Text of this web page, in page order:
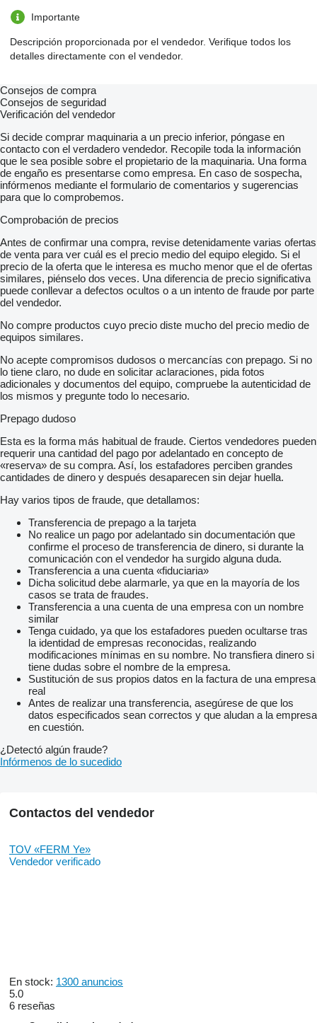
Importante
Descripción proporcionada por el vendedor. Verifique todos los
detalles directamente con el vendedor.
Consejos de compra
Consejos de seguridad
Verificación del vendedor
Si decide comprar maquinaria a un precio inferior, póngase en
contacto con el verdadero vendedor. Recopile toda la información
que le sea posible sobre el propietario de la maquinaria. Una forma
de engaño es presentarse como empresa. En caso de sospecha,
infórmenos mediante el formulario de comentarios y sugerencias
para que lo comprobemos.
Comprobación de precios
Antes de confirmar una compra, revise detenidamente varias ofertas
de venta para ver cuál es el precio medio del equipo elegido. Si el
precio de la oferta que le interesa es mucho menor que el de ofertas
similares, piénselo dos veces. Una diferencia de precio significativa
puede conllevar a defectos ocultos o a un intento de fraude por parte
del vendedor.
No compre productos cuyo precio diste mucho del precio medio de
equipos similares.
No acepte compromisos dudosos o mercancías con prepago. Si no
lo tiene claro, no dude en solicitar aclaraciones, pida fotos
adicionales y documentos del equipo, compruebe la autenticidad de
los mismos y pregunte todo lo necesario.
Prepago dudoso
Esta es la forma más habitual de fraude. Ciertos vendedores pueden
requerir una cantidad del pago por adelantado en concepto de
«reserva» de su compra. Así, los estafadores perciben grandes
cantidades de dinero y después desaparecen sin dejar huella.
Hay varios tipos de fraude, que detallamos:
Transferencia de prepago a la tarjeta
No realice un pago por adelantado sin documentación que
confirme el proceso de transferencia de dinero, si durante la
comunicación con el vendedor ha surgido alguna duda.
Transferencia a una cuenta «fiduciaria»
Dicha solicitud debe alarmarle, ya que en la mayoría de los
casos se trata de fraudes.
Transferencia a una cuenta de una empresa con un nombre
similar
Tenga cuidado, ya que los estafadores pueden ocultarse tras
la identidad de empresas reconocidas, realizando
modificaciones mínimas en su nombre. No transfiera dinero si
tiene dudas sobre el nombre de la empresa.
Sustitución de sus propios datos en la factura de una empresa
real
Antes de realizar una transferencia, asegúrese de que los
datos especificados sean correctos y que aludan a la empresa
en cuestión.
¿Detectó algún fraude?
Infórmenos de lo sucedido
Contactos del vendedor
TOV «FERM Ye»
Vendedor verificado
En stock: 1300 anuncios
5.0
6 reseñas